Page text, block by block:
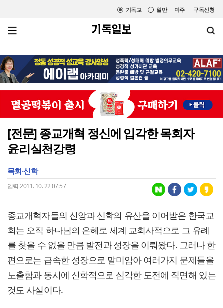
미주 구독신청
일반
기독교
[전문] 종교개혁 정신에 입각한 목회자
윤리실천강령
목회·신학
입력 2011. 10. 22 07:57
종교개혁자들의 신앙과 신학의 유산을 이어받은 한국교
회는 오직 하나님의 은혜로 세계 교회사적으로 그 유례
를 찾을 수 없을 만큼 발전과 성장을 이뤄왔다. 그러나 한
편으로는 급속한 성장으로 말미암아 여러가지 문제들을
노출함과 동시에 신학적으로 심각한 도전에 직면해 있는
것도 사실이다.